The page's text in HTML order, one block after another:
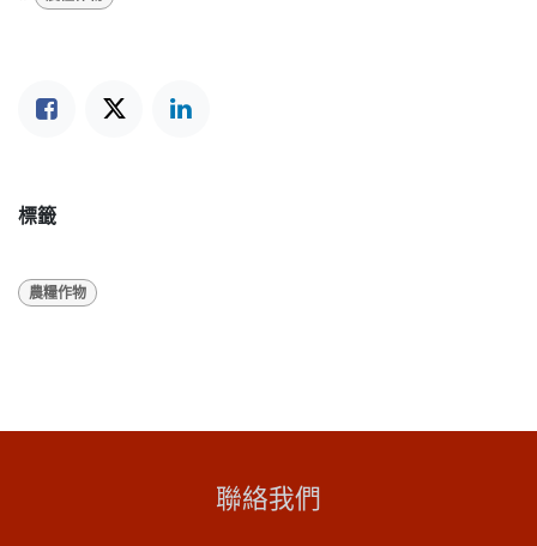
標籤
農糧作物
聯絡我們